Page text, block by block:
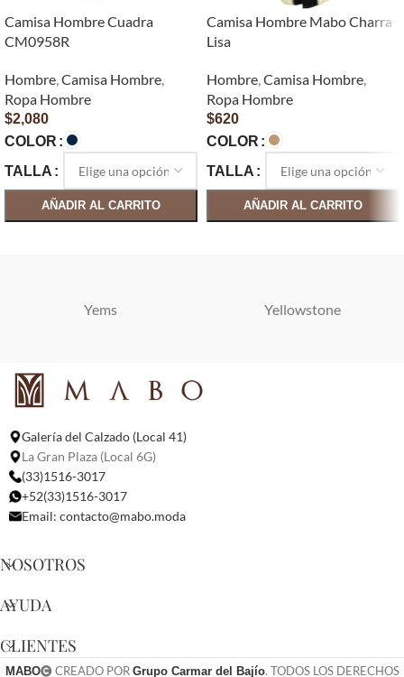
Camisa Hombre Cuadra
CM0958R
Hombre,Camisa Hombre,
Ropa Hombre
$2,080
COLOR
TALLA
AÑADIR AL CARRITO
Camisa Hombre Mabo Charra
Lisa
Hombre,Camisa Hombre,
Ropa Hombre
$620
COLOR
TALLA
AÑADIR AL CARRITO
Yems Yellowstone
Galería del Calzado (Local 41)
La Gran Plaza (Local 6G)
(33)1516-3017
+52(33)1516-3017
Email: contacto@mabo.moda
NOSOTROS
AYUDA
CLIENTES
MABO CREADO POR Grupo Carmar del Bajío. TODOS LOS DERECHOS